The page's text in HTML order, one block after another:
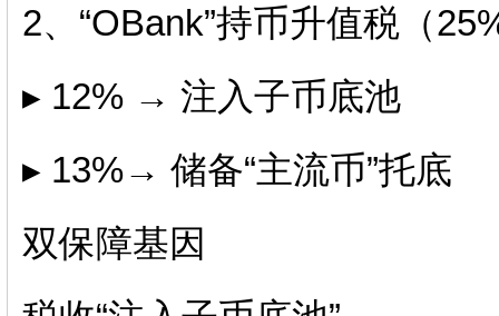
2、“OBank”持币升值税（
▸ 12% → 注入子币底池
▸ 13%→ 储备“主流币”托底
双保障基因